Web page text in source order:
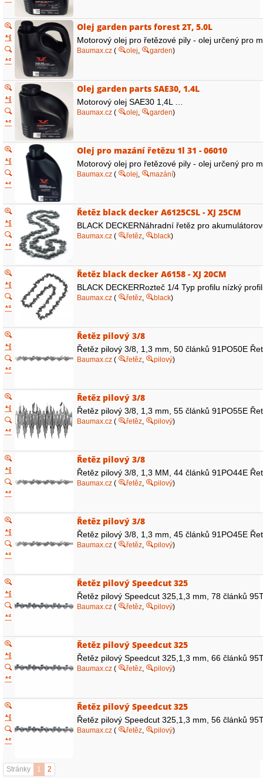
Olej garden parts forest 2T, 5.0L
Motorový olej pro řetězové pily - olej určený pro
Baumax.cz ( olej garden)
Olej garden parts SAE30, 1.4L
Motorový olej SAE30 1,4L …
Baumax.cz ( olej garden)
Olej pro mazání řetězu 1l 31 - 06010
Motorový olej pro řetězové pily - olej určený pro
Baumax.cz ( olej mazání)
Řetěz black decker A6125CSL - XJ 25CM
BLACK DECKERNáhradní řetěz pro
Baumax.cz ( řetěz black)
Řetěz black decker A6158 - XJ 20CM
BLACK DECKERRozteč 1/4 Typ profilu nízký
Baumax.cz ( řetěz black)
Řetěz pilový 3/8
Řetěz pilový 3/8, 1,3 mm, 50 článků 91PO50E
Baumax.cz ( řetěz pilový)
Řetěz pilový 3/8
Řetěz pilový 3/8, 1,3 mm, 55 článků 91PO55E
Baumax.cz ( řetěz pilový)
Řetěz pilový 3/8
Řetěz pilový 3/8, 1,3 MM, 44 článků 91PO44E
Baumax.cz ( řetěz pilový)
Řetěz pilový 3/8
Řetěz pilový 3/8, 1,3 mm, 45 článků 91PO45E
Baumax.cz ( řetěz pilový)
Řetěz pilový Speedcut 325
Řetěz pilový Speedcut 325,1,3 mm, 78 článků
Baumax.cz ( řetěz pilový)
Řetěz pilový Speedcut 325
Řetěz pilový Speedcut 325,1,3 mm, 66 článků
Baumax.cz ( řetěz pilový)
Řetěz pilový Speedcut 325
Řetěz pilový Speedcut 325,1,3 mm, 56 článků
Baumax.cz ( řetěz pilový)
Stránky 1 2